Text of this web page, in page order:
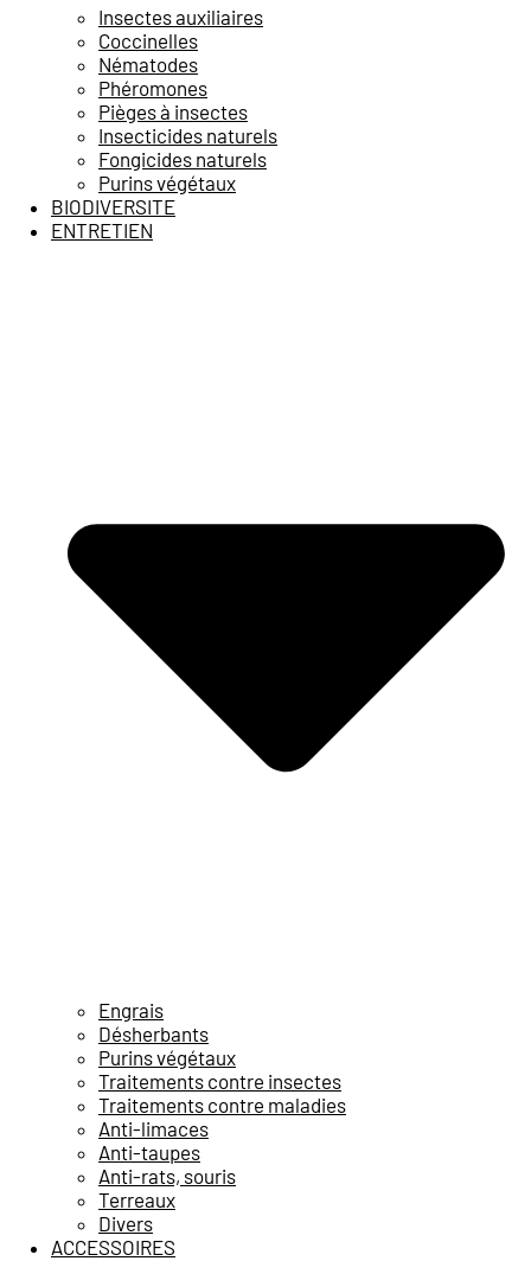
Insectes auxiliaires
Coccinelles
Nématodes
Phéromones
Pièges à insectes
Insecticides naturels
Fongicides naturels
Purins végétaux
BIODIVERSITE
ENTRETIEN
Engrais
Désherbants
Purins végétaux
Traitements contre insectes
Traitements contre maladies
Anti-limaces
Anti-taupes
Anti-rats, souris
Terreaux
Divers
ACCESSOIRES